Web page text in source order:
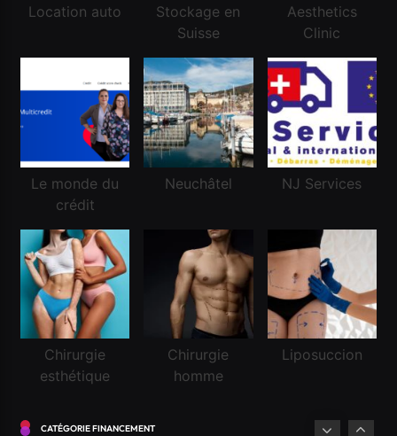
Location auto
Stockage en
Suisse
Aesthetics
Clinic
Le monde du
crédit
Neuchâtel NJ Services
Chirurgie
esthétique
Chirurgie
homme
Liposuccion
CATÉGORIE FINANCEMENT
Avril 21, 2025